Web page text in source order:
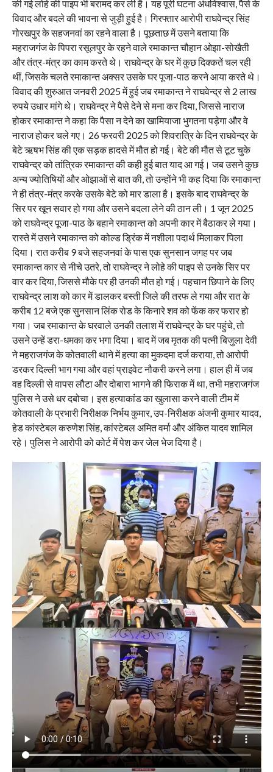
की गई लोहे की पाइप भी बरामद कर ली है। यह पूरी घटना अंधविश्वास, पैसे के
विवाद और बदले की भावना से जुड़ी हुई है। गिरफ्तार आरोपी राघवेन्द्र सिंह
गोरखपुर के सहजनवां का रहने वाला है। पूछताछ में उसने बताया कि
महराजगंज के पिपरा रसूलपुर के रहने वाले रमाकान्त चौहान ओझा-सोखैती
और तंत्र-मंत्र का काम करते थे। राघवेन्द्र के घर में कुछ दिक्कतें चल रही
थीं, जिसके चलते रमाकान्त अक्सर उसके घर पूजा-पाठ करने आया करते थे।
विवाद की शुरुआत जनवरी 2025 में हुई जब रमाकान्त ने राघवेन्द्र से 2 लाख
रुपये उधार मांगे थे। राघवेन्द्र ने पैसे देने से मना कर दिया, जिससे नाराज
होकर रमाकान्त ने कहा कि पैसा न देने का खामियाजा भुगतना पड़ेगा और वे
नाराज होकर चले गए। 26 फरवरी 2025 को शिवरात्रि के दिन राघवेन्द्र के
बेटे ऋषभ सिंह की एक सड़क हादसे में मौत हो गई। बेटे की मौत से टूट चुके
राघवेन्द्र को तांत्रिक रमाकान्त की कही हुई बात याद आ गई। जब उसने कुछ
अन्य ज्योतिषियों और ओझाओं से बात की, तो उन्होंने भी कह दिया कि रमाकान्त
ने ही तंत्र-मंत्र करके उसके बेटे को मार डाला है। इसके बाद राघवेन्द्र के
सिर पर खून सवार हो गया और उसने बदला लेने की ठान ली। 1 जून 2025
को राघवेन्द्र पूजा-पाठ के बहाने रमाकान्त को अपनी कार में बैठाकर ले गया।
रास्ते में उसने रमाकान्त को कोल्ड ड्रिंक में नशीला पदार्थ मिलाकर पिला
दिया। रात करीब 9 बजे सहजनवां के पास एक सुनसान जगह पर जब
रमाकान्त कार से नीचे उतरे, तो राघवेन्द्र ने लोहे की पाइप से उनके सिर पर
वार कर दिया, जिससे मौके पर ही उनकी मौत हो गई। पहचान छिपाने के लिए
राघवेन्द्र लाश को कार में डालकर बस्ती जिले की तरफ ले गया और रात के
करीब 12 बजे एक सुनसान लिंक रोड के किनारे शव को फेंक कर फरार हो
गया। जब रमाकान्त के घरवाले उनकी तलाश में राघवेन्द्र के घर पहुंचे, तो
उसने उन्हें डरा-धमका कर भगा दिया। बाद में जब मृतक की पत्नी बिजुला देवी
ने महराजगंज के कोतवाली थाने में हत्या का मुकदमा दर्ज कराया, तो आरोपी
डरकर दिल्ली भाग गया और वहां प्राइवेट नौकरी करने लगा। हाल ही में जब
वह दिल्ली से वापस लौटा और दोबारा भागने की फिराक में था, तभी महराजगंज
पुलिस ने उसे धर दबोचा। इस हत्याकांड का खुलासा करने वाली टीम में
कोतवाली के प्रभारी निरीक्षक निर्भय कुमार, उप-निरीक्षक अंजनी कुमार यादव,
हेड कांस्टेबल करुणेश सिंह, कांस्टेबल अमित वर्मा और अंकित यादव शामिल
रहे। पुलिस ने आरोपी को कोर्ट में पेश कर जेल भेज दिया है।